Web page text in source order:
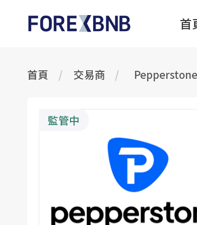
首
首頁 交易商
監管中